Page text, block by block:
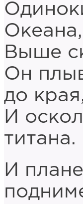
Океана,
Выше
Он
до
И
титана.
И